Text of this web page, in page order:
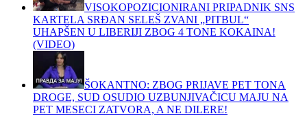
VISOKOPOZICIONIRANI PRIPADNIK SNS
KARTELA SRĐAN SELEŠ ZVANI „PITBUL“
UHAPŠEN U LIBERIJI ZBOG 4 TONE KOKAINA!
(VIDEO)
ŠOKANTNO: ZBOG PRIJAVE PET TONA
DROGE, SUD OSUDIO UZBUNJIVAČICU MAJU NA
PET MESECI ZATVORA, A NE DILERE!